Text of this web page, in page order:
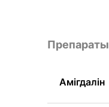
Препараты
Амігдалін